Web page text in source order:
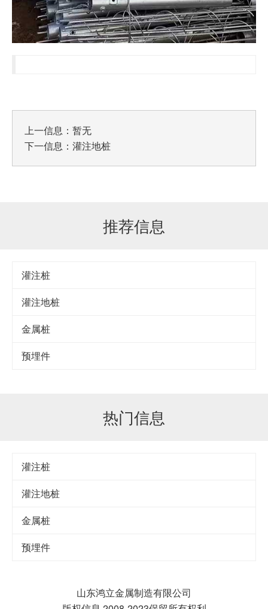
上一信息：暂无
下一信息： 灌注地桩
推荐信息
灌注桩
灌注地桩
金属桩
预埋件
热门信息
灌注桩
灌注地桩
金属桩
预埋件
山东鸿立金属制造有限公司